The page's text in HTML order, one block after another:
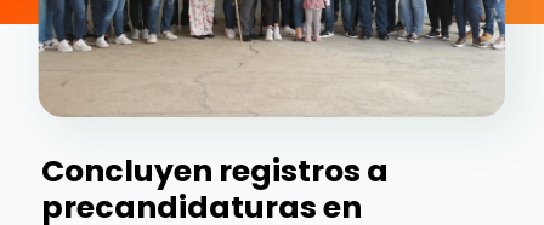
Concluyen registros a
precandidaturas en